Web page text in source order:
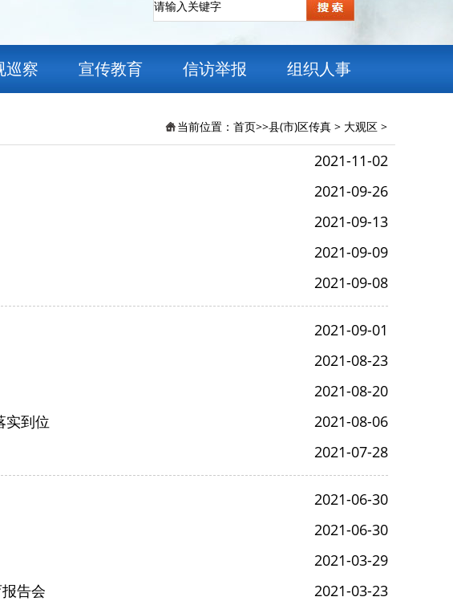
巡察 宣传教育 信访举报 组织人事
当前位置： 首页>>县(市)区传真 > 大观区 >
2021-11-02
2021-09-26
2021-09-13
2021-09-09
2021-09-08
2021-09-01
2021-08-23
2021-08-20
2021-08-06
实到位
2021-07-28
2021-06-30
2021-06-30
2021-03-29
2021-03-23
告会